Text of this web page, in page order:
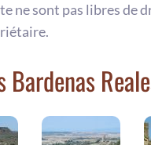
ne sont pas libres de